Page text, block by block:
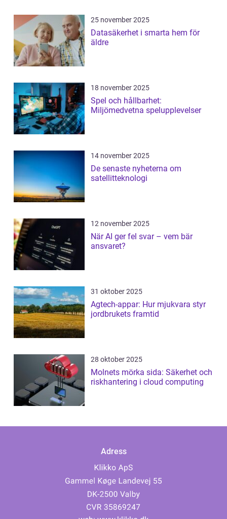
25 november 2025
Datasäkerhet i smarta hem för
äldre
18 november 2025
Spel och hållbarhet:
Miljömedvetna spelupplevelser
14 november 2025
De senaste nyheterna om
satellitteknologi
12 november 2025
När AI ger fel svar – vem bär
ansvaret?
31 oktober 2025
Agtech-appar: Hur mjukvara styr
jordbrukets framtid
28 oktober 2025
Molnets mörka sida: Säkerhet och
riskhantering i cloud computing
Adress